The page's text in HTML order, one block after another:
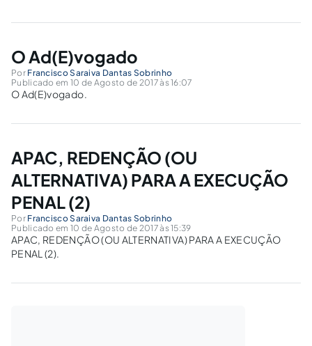
O Ad(E)vogado
Por Francisco Saraiva Dantas Sobrinho
Publicado em 10 de Agosto de 2017 às 16:07
O Ad(E)vogado.
APAC, REDENÇÃO (OU
ALTERNATIVA) PARA A EXECUÇÃO
PENAL (2)
Por Francisco Saraiva Dantas Sobrinho
Publicado em 10 de Agosto de 2017 às 15:39
APAC, REDENÇÃO (OU ALTERNATIVA) PARA A EXECUÇÃO
PENAL (2).